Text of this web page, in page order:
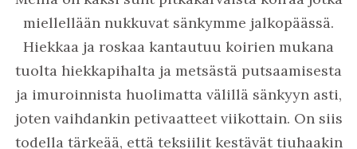
miellellään nukkuvat sänkymme jalkopäässä.
Hiekkaa ja roskaa kantautuu koirien mukana
tuolta hiekkapihalta ja metsästä putsaamisesta
ja imuroinnista huolimatta välillä sänkyyn asti,
joten vaihdankin petivaatteet viikottain. On siis
todella tärkeää, että teksiilit kestävät tiuhaakin